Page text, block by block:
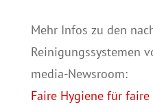
Mehr Infos zu den
Reinigungssystemen
media-Newsroom:
Faire Hygiene für